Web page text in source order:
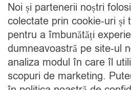
Cine
Blog
Contact
Noi și partenerii noștri
colectate prin cookie-uri și
pentru a îmbunătăți
dumneavoastră pe site-ul
analiza modul în care îl
scopuri de marketing.